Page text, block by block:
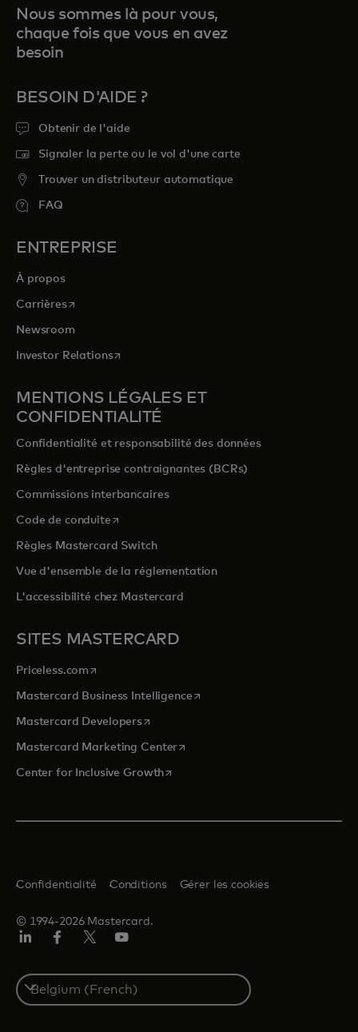
Nous sommes là pour vous,
chaque fois que vous en avez
besoin
BESOIN D'AIDE ?
Obtenir de l'aide
Signaler la perte ou le vol d'une carte
Trouver un distributeur automatique
FAQ
ENTREPRISE
À propos
Carrièress’ouvre dans un nouvel onglet
Newsroom
Investor Relationss’ouvre dans un nouvel onglet
MENTIONS LÉGALES ET
CONFIDENTIALITÉ
Confidentialité et responsabilité des données
Règles d'entreprise contraignantes (BCRs)
Commissions interbancaires
Code de conduites’ouvre dans un nouvel onglet
Règles Mastercard Switch
Vue d'ensemble de la réglementation
L'accessibilité chez Mastercard
SITES MASTERCARD
Priceless.com s’ouvre dans un nouvel onglet
Mastercard Business Intelligences’ouvre dans un nouvel onglet
Mastercard Developerss’ouvre dans un nouvel onglet
Mastercard Marketing Centers’ouvre dans un nouvel onglet
Center for Inclusive Growths’ouvre dans un nouvel onglet
© 1994-2026 Mastercard.
Confidentialité Conditions Gérer les cookies
Select
a
country